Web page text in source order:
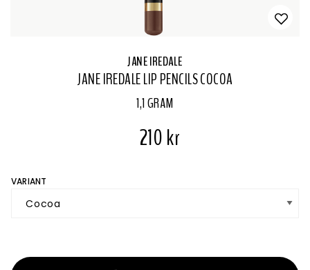
JANE IREDALE
JANE IREDALE LIP PENCILS COCOA
1,1 GRAM
210 kr
VARIANT